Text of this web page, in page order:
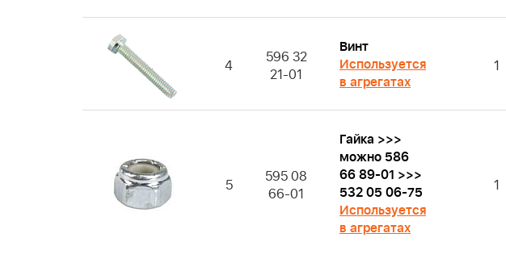
4
596 32
21-01
Винт
Используется
в агрегатах
1
5
595 08
66-01
Гайка >>>
можно 586
66 89-01 >>>
532 05 06-75
Используется
в агрегатах
1